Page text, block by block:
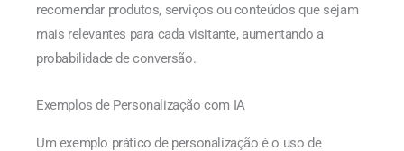
recomendar produtos, serviços ou conteúdos que sejam
mais relevantes para cada visitante, aumentando a
probabilidade de conversão.
Exemplos de Personalização com IA
Um exemplo prático de personalização é o uso de